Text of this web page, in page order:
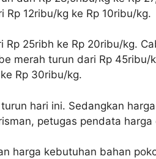
12ribu/kg ke Rp 10ribu/kg.
Rp 25ribh ke Rp 20ribu/kg.
merah turun dari Rp 45ribu/
Rp 30ribu/kg.
hari ini. Sedangkan
petugas pendata harga
harga kebutuhan bahan